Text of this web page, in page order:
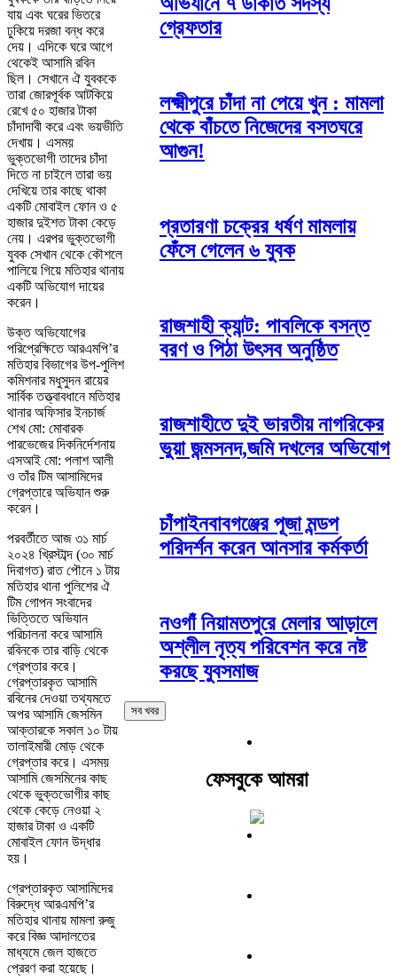
যায় এবং ঘরের ভিতরে
ঢুকিয়ে দরজা বন্ধ করে
দেয়। এদিকে ঘরে আগে
থেকেই আসামি রবিন
ছিল। সেখানে ঐ যুবককে
তারা জোরপূর্বক আটকিয়ে
রেখে ৫০ হাজার টাকা
চাঁদাদাবী করে এবং ভয়ভীতি
দেখায়। এসময়
ভুক্তভোগী তাদের চাঁদা
দিতে না চাইলে তারা ভয়
দেখিয়ে তার কাছে থাকা
একটি মোবাইল ফোন ও ৫
হাজার দুইশত টাকা কেড়ে
নেয়। এরপর ভুক্তভোগী
যুবক সেখান থেকে কৌশলে
পালিয়ে গিয়ে মতিহার থানায়
একটি অভিযোগ দায়ের
করেন।
উক্ত অভিযোগের
পরিপ্রেক্ষিতে আরএমপি’র
মতিহার বিভাগের উপ-পুলিশ
কমিশনার মধুসুদন রায়ের
সার্বিক তত্ত্বাবধানে মতিহার
থানার অফিসার ইনচার্জ
শেখ মো: মোবারক
পারভেজের দিকনির্দেশনায়
এসআই মো: পলাশ আলী
ও তাঁর টিম আসামিদের
গ্রেপ্তারে অভিযান শুরু
করেন।
পরবর্তীতে আজ ৩১ মার্চ
২০২৪ খ্রিস্টাব্দ (৩০ মার্চ
দিবাগত) রাত পৌনে ১ টায়
মতিহার থানা পুলিশের ঐ
টিম গোপন সংবাদের
ভিত্তিতে অভিযান
পরিচালনা করে আসামি
রবিনকে তার বাড়ি থেকে
গ্রেপ্তার করে।
গ্রেপ্তারকৃত আসামি
রবিনের দেওয়া তথ্যমতে
অপর আসামি জেসমিন
আক্তারকে সকাল ১০ টায়
তালাইমারী মোড় থেকে
গ্রেপ্তার করে। এসময়
আসামি জেসমিনের কাছ
থেকে ভুক্তভোগীর কাছ
থেকে কেড়ে নেওয়া ২
হাজার টাকা ও একটি
মোবাইল ফোন উদ্ধার
হয়।
গ্রেপ্তারকৃত আসামিদের
বিরুদ্ধে আরএমপি’র
মতিহার থানায় মামলা রুজু
করে বিজ্ঞ আদালতের
মাধ্যমে জেল হাজতে
প্রেরণ করা হয়েছে।
গ্রেফতার
লক্ষ্মীপুরে চাঁদা না পেয়ে খুন : মামলা
থেকে বাঁচতে নিজেদের বসতঘরে
আগুন!
প্রতারণা চক্রের ধর্ষণ মামলায়
ফেঁসে গেলেন ৬ যুবক
রাজশাহী ক্যান্ট: পাবলিকে বসন্ত
বরণ ও পিঠা উৎসব অনুষ্ঠিত
রাজশাহীতে দুই ভারতীয় নাগরিকের
ভুয়া জন্মসনদ,জমি দখলের অভিযোগ
চাঁপাইনবাবগঞ্জের পূজা মন্ডপ
পরিদর্শন করেন আনসার কর্মকর্তা
নওগাঁ নিয়ামতপুরে মেলার আড়ালে
অশ্লীল নৃত্য পরিবেশন করে নষ্ট
করছে যুবসমাজ
সব খবর
ফেসবুকে আমরা